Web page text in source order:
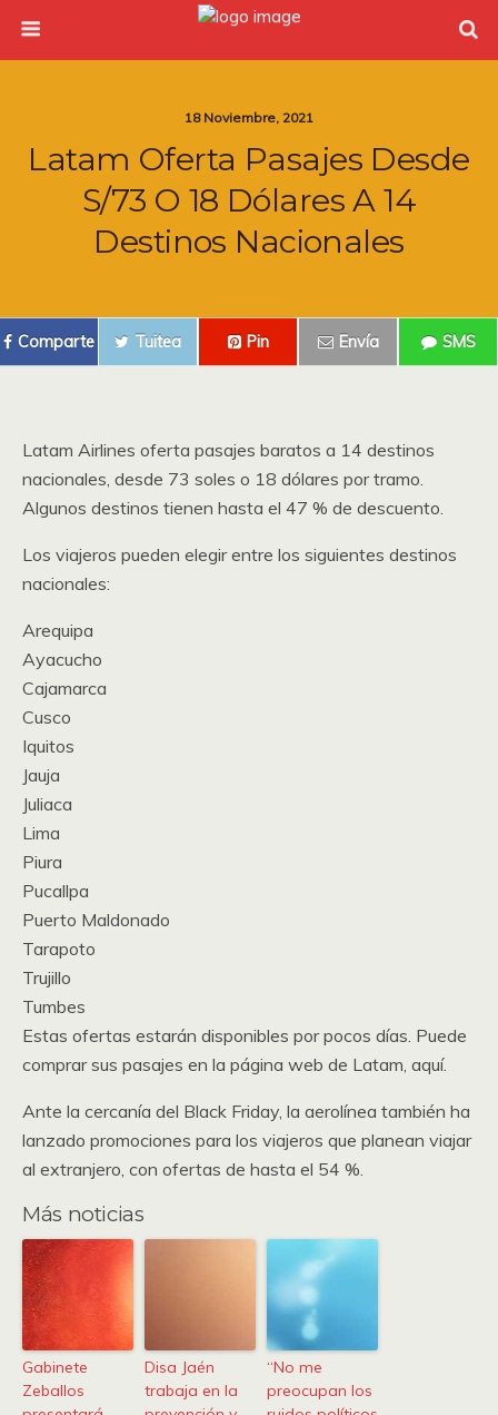
18 Noviembre, 2021
Latam Oferta Pasajes Desde
S/73 O 18 Dólares A 14
Destinos Nacionales
Comparte Tuitea Pin Envía SMS
Latam Airlines oferta pasajes baratos a 14 destinos
nacionales, desde 73 soles o 18 dólares por tramo.
Algunos destinos tienen hasta el 47 % de descuento.
Los viajeros pueden elegir entre los siguientes destinos
nacionales:
Arequipa
Ayacucho
Cajamarca
Cusco
Iquitos
Jauja
Juliaca
Lima
Piura
Pucallpa
Puerto Maldonado
Tarapoto
Trujillo
Tumbes
Estas ofertas estarán disponibles por pocos días. Puede
comprar sus pasajes en la página web de Latam, aquí.
Ante la cercanía del Black Friday, la aerolínea también ha
lanzado promociones para los viajeros que planean viajar
al extranjero, con ofertas de hasta el 54 %.
Más noticias
Gabinete
Zeballos
Disa Jaén
trabaja en la
“No me
preocupan los